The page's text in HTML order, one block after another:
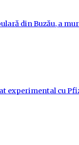
din Buzău, a
experimental cu